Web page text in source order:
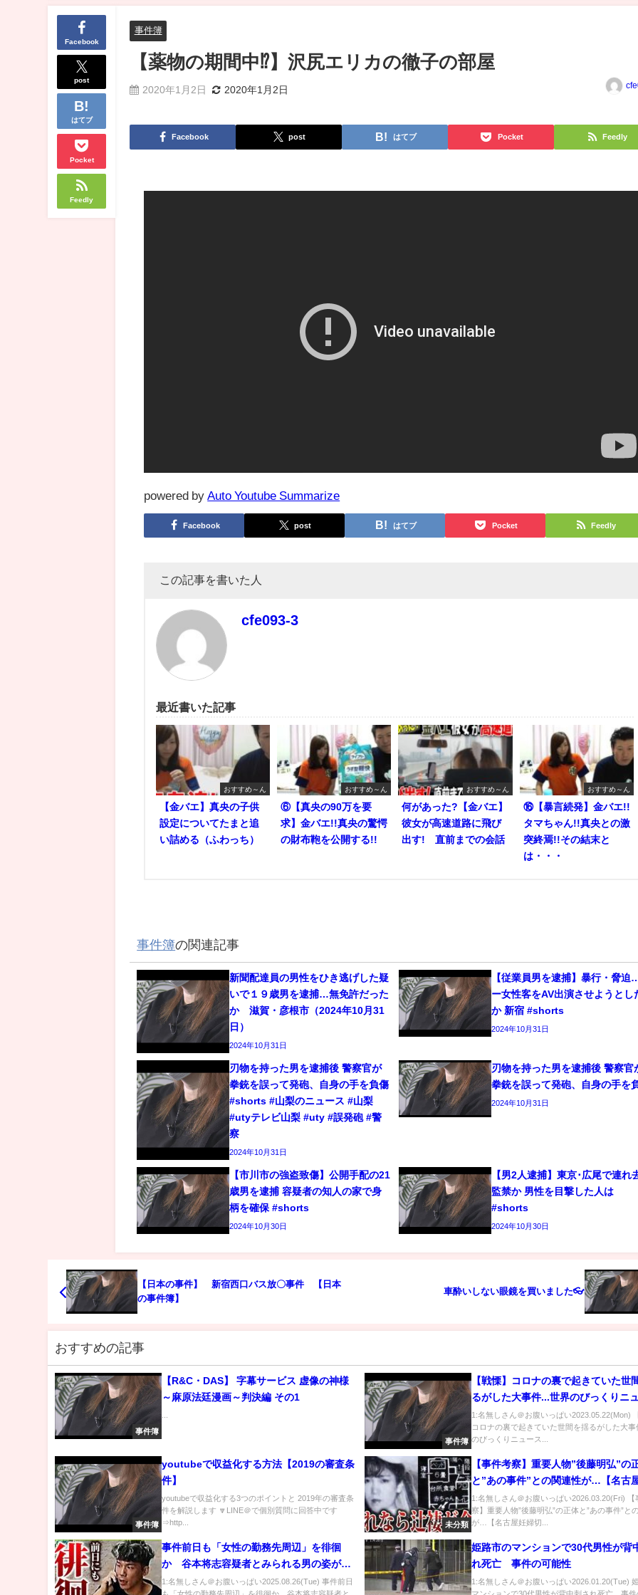
Facebook
post
はてブ
Pocket
Feedly
事件簿
【薬物の期間中⁉︎】沢尻エリカの徹子の部屋
2020年1月2日 2020年1月2日
Facebook post はてブ Pocket Feedly
powered by Auto Youtube Summarize
Facebook post はてブ Pocket Feedly
この記事を書いた人
cfe093-3
最近書いた記事
おすすめ～ん
【金バエ】真央の子供
設定についてたまと追
い詰める（ふわっち）
おすすめ～ん
⑥【真央の90万を要
求】金バエ!!真央の驚愕
の財布鞄を公開する!!
おすすめ～ん
何があった?【金バエ】
彼女が高速道路に飛び
出す! 直前までの会話
おすすめ～ん
⑯【暴言続発】金バエ!!
タマちゃん!!真央との激
突終焉!!その結末と
は・・・
事件簿の関連記事
新聞配達員の男性をひき逃げした疑
いで１９歳男を逮捕…無免許だった
か 滋賀・彦根市（2024年10月31
日）
2024年10月31日
【従業員男を逮捕】暴行・脅迫
ー女性客をAV出演させようとし
か 新宿 #shorts
2024年10月31日
刃物を持った男を逮捕後 警察官が
拳銃を誤って発砲、自身の手を負傷
#shorts #山梨のニュース #山梨
#utyテレビ山梨 #uty #誤発砲 #警
察
2024年10月31日
刃物を持った男を逮捕後 警察官
拳銃を誤って発砲、自身の手を
2024年10月31日
【市川市の強盗致傷】公開手配の21
歳男を逮捕 容疑者の知人の家で身
柄を確保 #shorts
2024年10月30日
【男2人逮捕】東京･広尾で連れ
監禁か 男性を目撃した人は
#shorts
2024年10月30日
【日本の事件】 新宿西口バス放〇事件 【日本
の事件簿】
車酔いしない眼鏡を買いました👓
おすすめの記事
事件簿
【R&C・DAS】 字幕サービス 虚像の神様
～麻原法廷漫画～判決編 その1
事件簿
【戦慄】コロナの裏で起きていた世
るがした大事件...世界のびっくりニ
がツッコミどころ満載だった
作選#19【なろ屋】【ツッコミ】【
1:名無しさん＠お腹いっぱい2023.05.22(Mon)
コロナの裏で起きていた世間を揺るがした大事
のびっくりニュース...
事件簿
youtubeで収益化する方法【2019の審査条
件】
youtubeで収益化する3つのポイントと 2019年の審査条
件を解説します 🔽LINE＠で個別質問に回答中です
⇒http...
未分類
【事件考察】重要人物”後藤明弘”の
と”あの事件”との関連性が…【名古
切り◯き事件の真相】
1:名無しさん＠お腹いっぱい2026.03.20(Fri) 【
察】重要人物”後藤明弘”の正体と”あの事件”と
が…【名古屋妊婦切...
事件前日も「女性の勤務先周辺」を徘徊
か 谷本将志容疑者とみられる男の姿が防
カメに 今後のポイントを川﨑拓也弁護士
1:名無しさん＠お腹いっぱい2025.08.26(Tue) 事件前日
姫路市のマンションで30代男性が背
れ死亡 事件の可能性
1:名無しさん＠お腹いっぱい2026.01.20(Tue)